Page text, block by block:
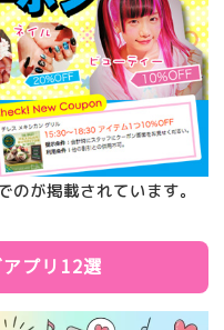
が掲載されています。
プリ12選